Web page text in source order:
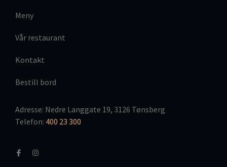
Meny
Vår restaurant
Kontakt
Bestill bord
Adresse: Nedre Langgate 19, 3126 Tønsberg
Telefon: 400 23 300